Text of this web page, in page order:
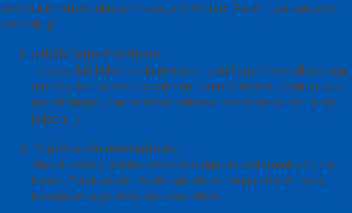
berkualitas terbaik dengan material premium. Paket toga biasanya
mencakup:
Jubah toga wisuda SD
Terbuat dari bahan satin premium atau hyget berkualitas yang
memberikan kesan mewah dan nyaman dipakai. Jahitan rapi,
model elegan, dan tersedia berbagai ukuran mulai dari anak
kelas 1–6.
Topi wisuda mortarboard
Model persegi standar wisuda dengan tassel (rumbai) yang
kokoh. Tidak mudah lepas dan dibuat dengan bahan busa
berkualitas agar tetap rapi saat difoto.